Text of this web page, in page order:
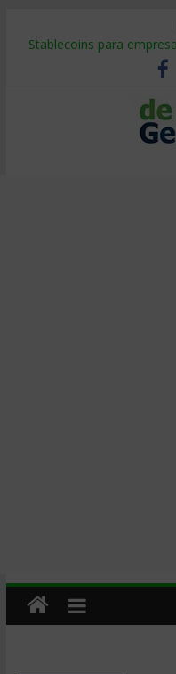
Stablecoins para
Despido silencioso: qué
IA en selección de
Trabajo forzoso en la
Mercado hispano de